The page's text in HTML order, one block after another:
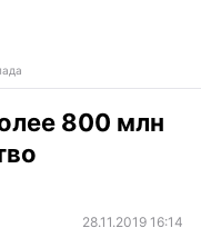
800 млн
28.11.2019 16:14